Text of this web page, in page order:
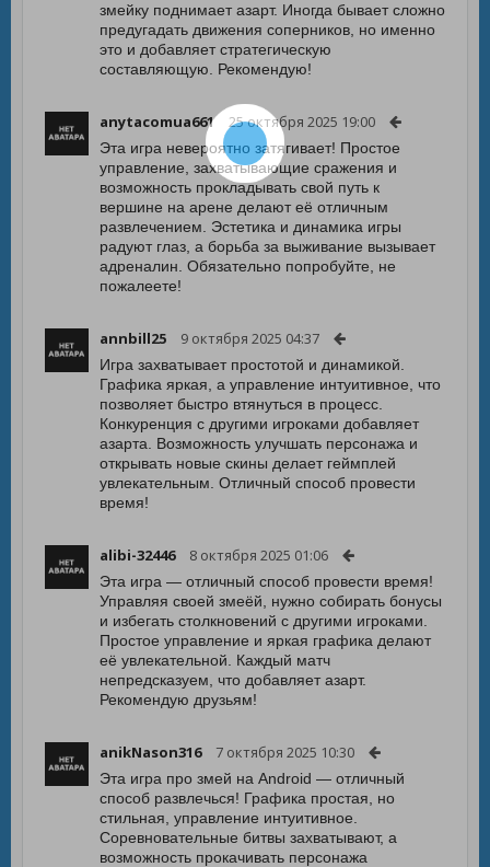
змейку поднимает азарт. Иногда бывает сложно
предугадать движения соперников, но именно
это и добавляет стратегическую
составляющую. Рекомендую!
anytacomua661 25 октября 2025 19:00
Эта игра невероятно затягивает! Простое
управление, захватывающие сражения и
возможность прокладывать свой путь к
вершине на арене делают её отличным
развлечением. Эстетика и динамика игры
радуют глаз, а борьба за выживание вызывает
адреналин. Обязательно попробуйте, не
пожалеете!
annbill25 9 октября 2025 04:37
Игра захватывает простотой и динамикой.
Графика яркая, а управление интуитивное, что
позволяет быстро втянуться в процесс.
Конкуренция с другими игроками добавляет
азарта. Возможность улучшать персонажа и
открывать новые скины делает геймплей
увлекательным. Отличный способ провести
время!
alibi-32446 8 октября 2025 01:06
Эта игра — отличный способ провести время!
Управляя своей змеёй, нужно собирать бонусы
и избегать столкновений с другими игроками.
Простое управление и яркая графика делают
её увлекательной. Каждый матч
непредсказуем, что добавляет азарт.
Рекомендую друзьям!
anikNason316 7 октября 2025 10:30
Эта игра про змей на Android — отличный
способ развлечься! Графика простая, но
стильная, управление интуитивное.
Соревновательные битвы захватывают, а
возможность прокачивать персонажа